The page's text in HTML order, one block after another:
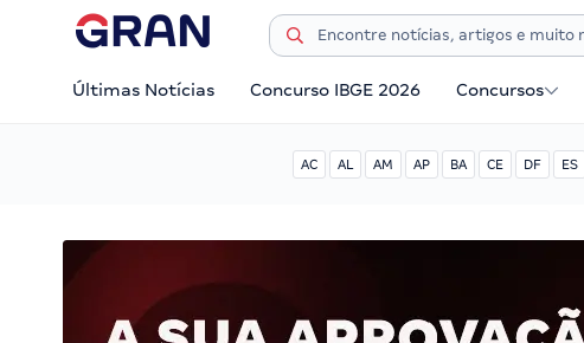
Últimas Notícias Concurso IBGE 2026 Concursos
AC AL AM AP BA CE DF ES